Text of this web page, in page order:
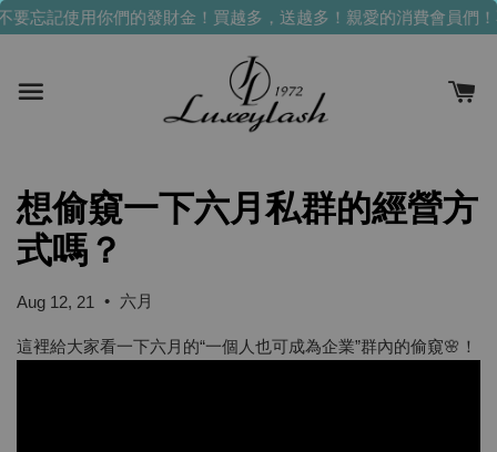
要忘記使用你們的發財金！買越多，送越多！ 親愛的消費會員們
想偷窺一下六月私群的經營方
式嗎？
Aug 12, 21 • 六月
這裡給大家看一下六月的“一個人也可成為企業”群內的偷窺🌸！